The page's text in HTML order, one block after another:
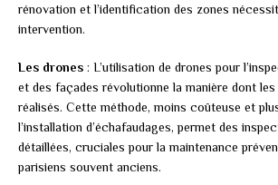
rénovation et l’identification des zones
intervention.
Les drones : L’utilisation de drones pour
et des façades révolutionne la manière dont
réalisés. Cette méthode, moins coûteuse et
l’installation d’échafaudages, permet des
détaillées, cruciales pour la maintenance
parisiens souvent anciens.